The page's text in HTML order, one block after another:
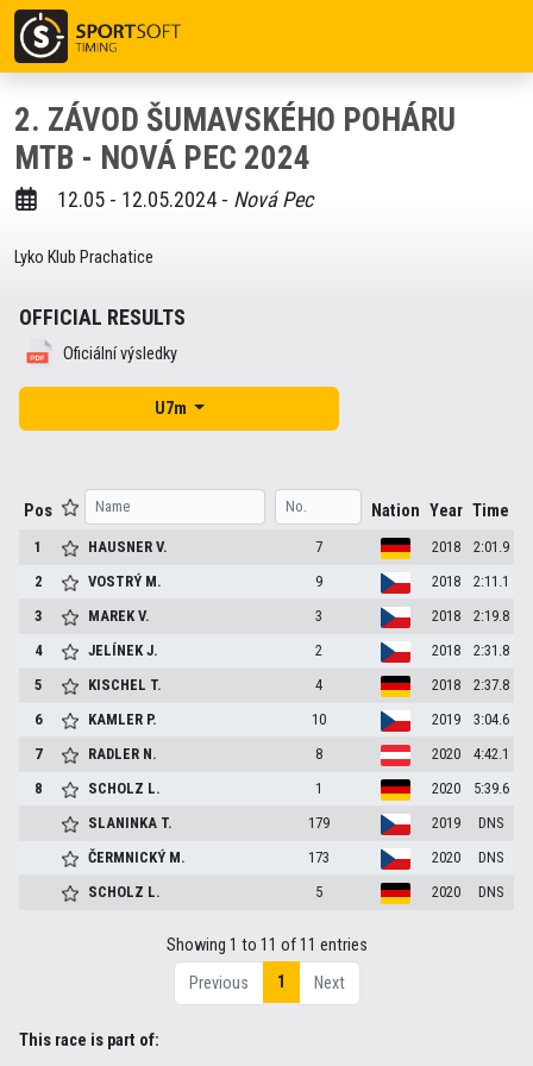
2. ZÁVOD ŠUMAVSKÉHO POHÁRU
MTB - NOVÁ PEC 2024
12.05 - 12.05.2024 - Nová Pec
Lyko Klub Prachatice
OFFICIAL RESULTS
Oficiální výsledky
U7m
Pos Nation Year Time
1 HAUSNERV. 7 2018
2:01.9
2
VOSTRÝ M. 9 2018
2:11.1
3
MAREKV. 3 2018
2:19.8
4
JELÍNEKJ. 2 2018
2:31.8
5
KISCHEL T. 4 2018
2:37.8
6
KAMLER P. 10 2019
3:04.6
7
RADLER N. 8 2020
4:42.1
8
SCHOLZ L. 1 2020
5:39.6
SLANINKA T. 179 2019
DNS
ČERMNICKÝ M. 173 2020
DNS
SCHOLZ L. 5 2020 DNS
Showing 1 to 11 of 11 entries
Previous
1 Next
This race is part of: